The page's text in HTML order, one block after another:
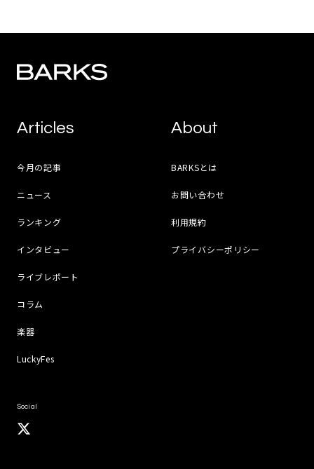
Articles
今月の記事
ニュース
ランキング
インタビュー
ライブレポート
コラム
楽器
LuckyFes
About
BARKSとは
お問い合わせ
利用規約
プライバシーポリシー
Social